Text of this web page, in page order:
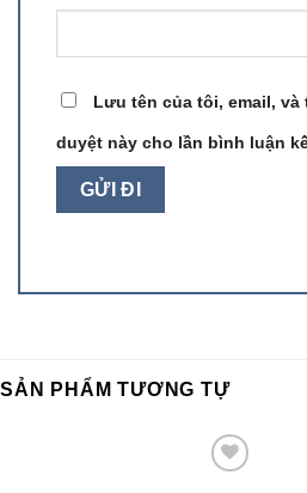
Lưu tên của tôi, email,
duyệt này cho lần bình luận
SẢN PHẨM TƯƠNG TỰ